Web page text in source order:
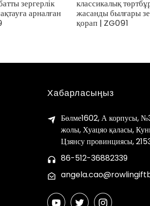
зергерлік
арналған
классикалық
жасанды былғары
қорап | ZG091
Хабарласыңыз
Бөлме1602, А корпусы,
жолы, Хуацяо қаласы,
Цзянсу провинциясы,
86-512-36882339